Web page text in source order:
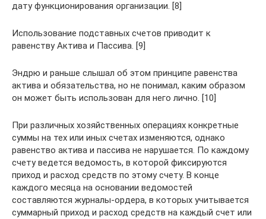
дату функционирования организации. [8]
Использование подставных счетов приводит к
равенству Актива и Пассива. [9]
Эндрю и раньше слышал об этом принципе равенства
актива и обязательства, но не понимал, каким образом
он может быть использован для него лично. [10]
При различных хозяйственных операциях конкретные
суммы на тех или иных счетах изменяются, однако
равенство актива и пассива не нарушается. По каждому
счету ведется ведомость, в которой фиксируются
приход и расход средств по этому счету. В конце
каждого месяца на основании ведомостей
составляются журналы-ордера, в которых учитывается
суммарный приход и расход средств на каждый счет или